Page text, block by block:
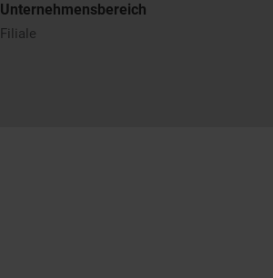
Unternehmensbereich
Filiale